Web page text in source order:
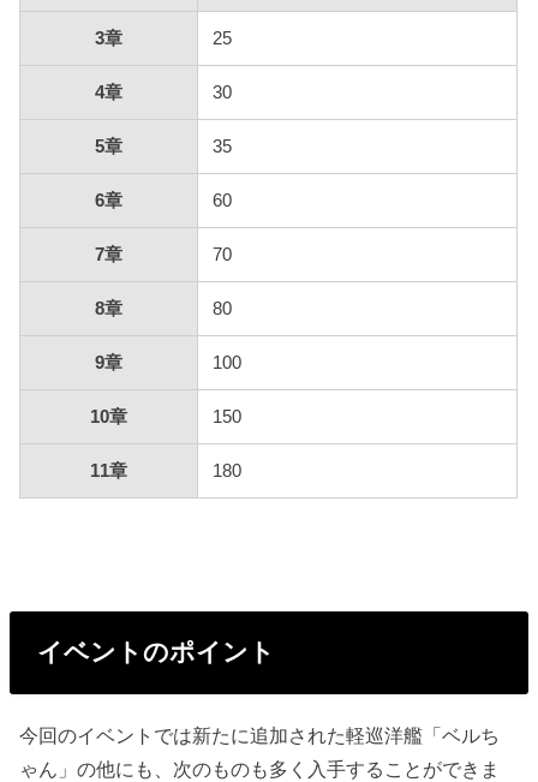
3章 25
4章 30
5章 35
6章 60
7章 70
8章 80
9章 100
10章 150
11章 180
イベントのポイント
今回のイベントでは新たに追加された軽巡洋艦「ベルち
ゃん」の他にも、次のものも多く入手することができま